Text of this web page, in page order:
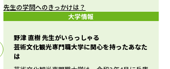
先生の学問へのきっかけは？
大学情報
野津 直樹 先生がいらっしゃる
芸術文化観光専門職大学に関心を持ったあなた
は